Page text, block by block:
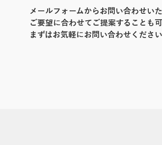
メールフォームからお問い合わせい
ご要望に合わせてご提案することも可
まずはお気軽にお問い合わせください